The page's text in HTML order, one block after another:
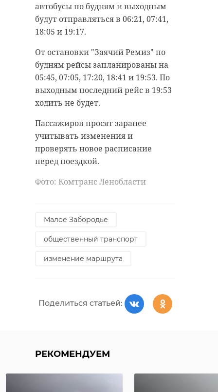
автобусы по будням и выходным
будут отправляться в 06:21, 07:41,
18:05 и 19:17.
От остановки "Заячий Ремиз" по
будням рейсы запланированы на
05:45, 07:05, 17:20, 18:41 и 19:53. По
выходным последний рейс в 19:53
ходить не будет.
Пассажиров просят заранее
учитывать изменения и
проверять новое расписание
перед поездкой.
Фото: Комтранс Ленобласти
Малое Забородье
общественный транспорт
изменение маршрута
Поделиться статьей:
РЕКОМЕНДУЕМ